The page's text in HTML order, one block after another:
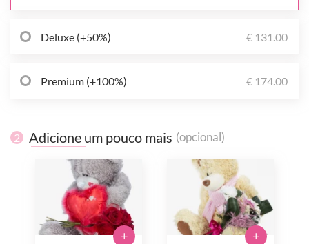
Deluxe (+50%) € 131.00
Premium (+100%) € 174.00
2 Adicione um pouco mais (opcional)
+ +